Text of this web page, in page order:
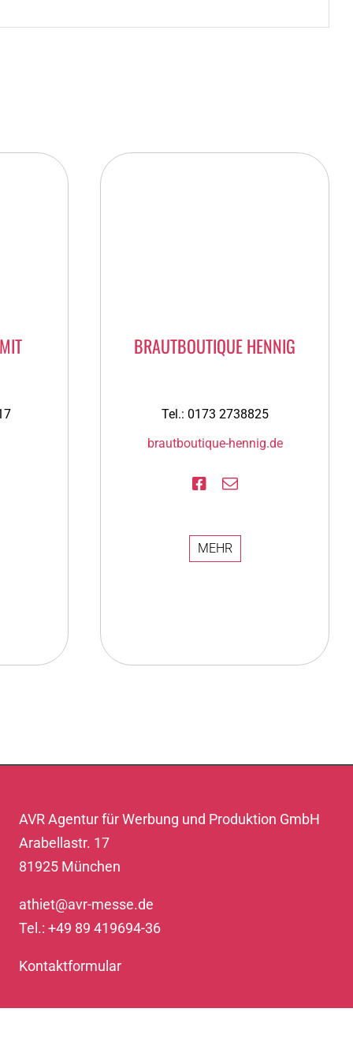
BRAUTBOUTIQUE HENNIG
Tel.: 0173 2738825
brautboutique-hennig.de
MEHR
AVR Agentur für Werbung und Produktion GmbH
Arabellastr. 17
81925 München
athiet@avr-messe.de
Tel.: +49 89 419694-36
Kontaktformular